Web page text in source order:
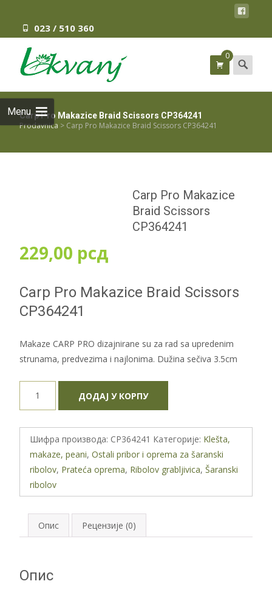
023 / 510 360
Menu
0 Search
for:
Carp Pro Makazice Braid Scissors CP364241
Prodavnica > Carp Pro Makazice Braid Scissors CP364241
Carp Pro Makazice
Braid Scissors
CP364241
229,00 рсд
Carp Pro Makazice Braid Scissors
CP364241
Makaze CARP PRO dizajnirane su za rad sa upredenim
strunama, predvezima i najlonima. Dužina sečiva 3.5cm
Braid
Scissors
CP364241
количина
ДОДАЈ У КОРПУ
Шифра производа: CP364241 Категорије: Klešta,
makaze, peani, Ostali pribor i oprema za šaranski
ribolov, Prateća oprema, Ribolov grabljivica, Šaranski
ribolov
Опис Рецензије (0)
Опис